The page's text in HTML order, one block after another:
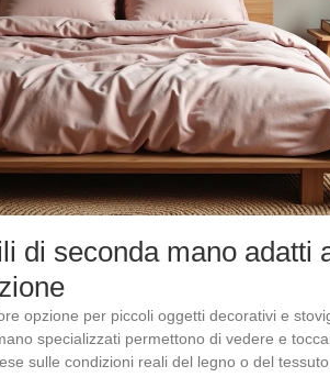
di seconda mano adatti
opzione per piccoli oggetti decorativi e
specializzati permettono di vedere e
sulle condizioni reali del legno o del tessuto.